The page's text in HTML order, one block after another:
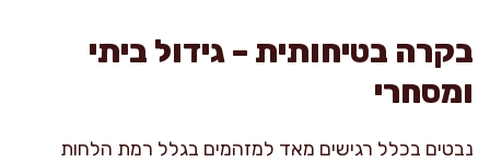
בקרה בטיחותית – גידול ביתי
ומסחרי
נבטים בכלל רגישים מאד למזהמים בגלל רמת הלחות